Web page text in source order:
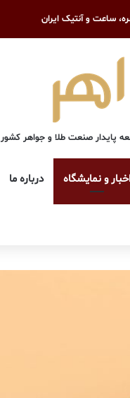
ساعت و آنتیک ایران
پایدار صنعت طلا و جواهر کشور
اخبار و نمایشگاه درباره ما